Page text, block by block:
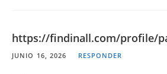
https://findinall.com/profile/
JUNIO 16, 2026 RESPONDER